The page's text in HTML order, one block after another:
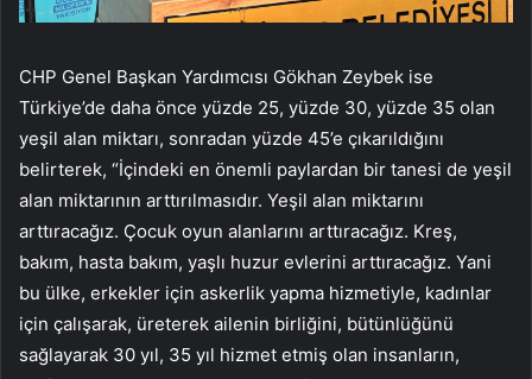
CHP Genel Başkan Yardımcısı Gökhan Zeybek ise
Türkiye’de daha önce yüzde 25, yüzde 30, yüzde 35 olan
yeşil alan miktarı, sonradan yüzde 45’e çıkarıldığını
belirterek, “İçindeki en önemli paylardan bir tanesi de yeşil
alan miktarının arttırılmasıdır. Yeşil alan miktarını
arttıracağız. Çocuk oyun alanlarını arttıracağız. Kreş,
bakım, hasta bakım, yaşlı huzur evlerini arttıracağız. Yani
bu ülke, erkekler için askerlik yapma hizmetiyle, kadınlar
için çalışarak, üreterek ailenin birliğini, bütünlüğünü
sağlayarak 30 yıl, 35 yıl hizmet etmiş olan insanların,